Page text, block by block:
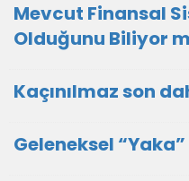
Mevcut Finansal
Olduğunu Biliyor
Kaçınılmaz son
Geleneksel